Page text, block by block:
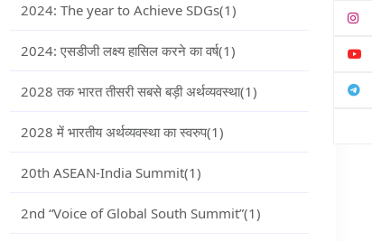
2024: The year to Achieve SDGs(1)
2024: एसडीजी लक्ष्य हासिल करने का वर्ष(1)
2028 तक भारत तीसरी सबसे बड़ी अर्थव्यवस्था(1)
2028 में भारतीय अर्थव्यवस्था का स्वरुप(1)
20th ASEAN-India Summit(1)
2nd “Voice of Global South Summit”(1)